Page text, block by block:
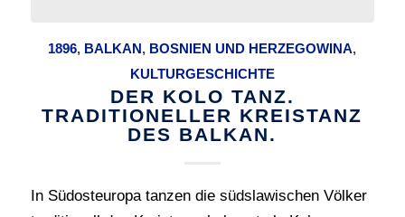
1896, BALKAN, BOSNIEN UND HERZEGOWINA,
KULTURGESCHICHTE
DER KOLO TANZ.
TRADITIONELLER KREISTANZ
DES BALKAN.
In Südosteuropa tanzen die südslawischen Völker